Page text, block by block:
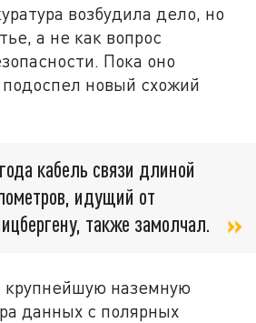
возбудила дело, но
а не как вопрос
Пока оно
подоспел новый схожий
кабель связи длиной
идущий от
также замолчал.
крупнейшую наземную
данных с полярных